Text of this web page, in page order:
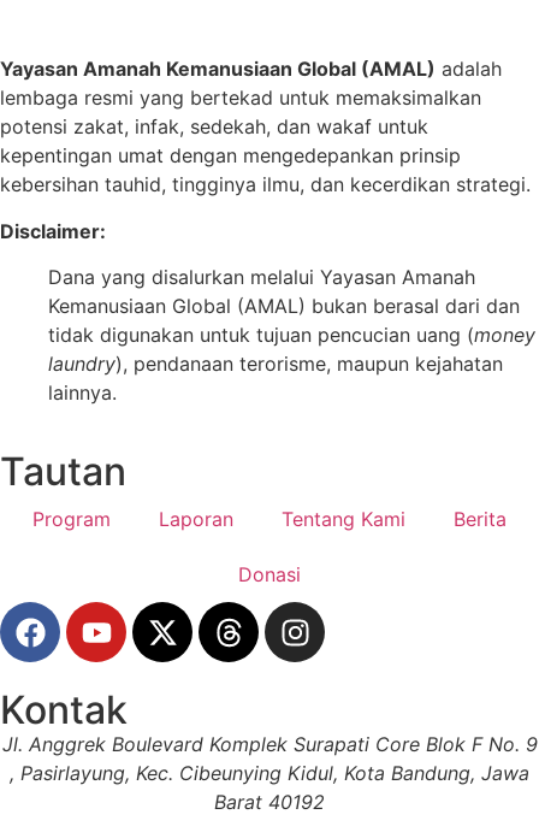
Yayasan Amanah Kemanusiaan Global (AMAL) adalah
lembaga resmi yang bertekad untuk memaksimalkan
potensi zakat, infak, sedekah, dan wakaf untuk
kepentingan umat dengan mengedepankan prinsip
kebersihan tauhid, tingginya ilmu, dan kecerdikan strategi.
Disclaimer:
Dana yang disalurkan melalui Yayasan Amanah
Kemanusiaan Global (AMAL) bukan berasal dari dan
tidak digunakan untuk tujuan pencucian uang (money
laundry), pendanaan terorisme, maupun kejahatan
lainnya.
Tautan
Program Laporan Tentang Kami Berita
Donasi
Kontak
Jl. Anggrek Boulevard Komplek Surapati Core Blok F No. 9
, Pasirlayung, Kec. Cibeunying Kidul, Kota Bandung, Jawa
Barat 40192